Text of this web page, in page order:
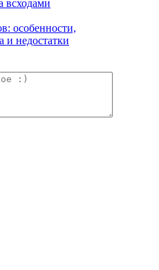
всходами
особенности,
и недостатки